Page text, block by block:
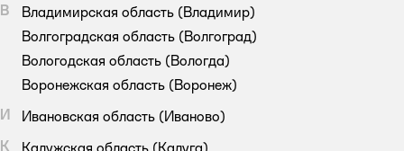
В
Владимирская область (Владимир)
Волгоградская область (Волгоград)
Вологодская область (Вологда)
Воронежская область (Воронеж)
И
Ивановская область (Иваново)
К
Калужская область (Калуга)